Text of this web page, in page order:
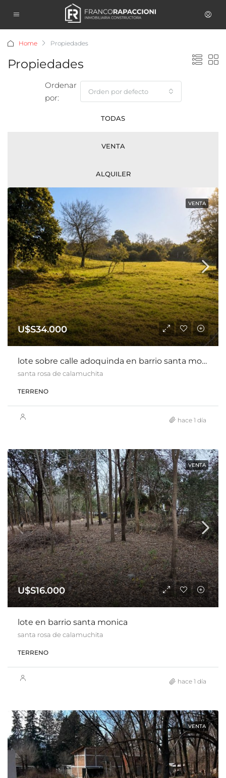
Home Propiedades
Propiedades
TODAS
VENTA
ALQUILER
Ordenar
por:
Orden por defecto
VENTA
U$S34.000
lote sobre calle adoquinda en barrio santa monica
santa rosa de calamuchita
TERRENO
hace 1 día
VENTA
U$S16.000
lote en barrio santa monica
santa rosa de calamuchita
TERRENO
hace 1 día
VENTA